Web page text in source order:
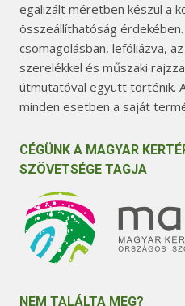
egalizált méretben készül a
összeállíthatóság
csomagolásban, lefóliázva,
szerelékkel és műszaki
útmutatóval együtt történik.
minden esetben a saját
CÉGÜNK A MAGYAR
SZÖVETSÉGE TAGJA
NEM TALÁLTA MEG?